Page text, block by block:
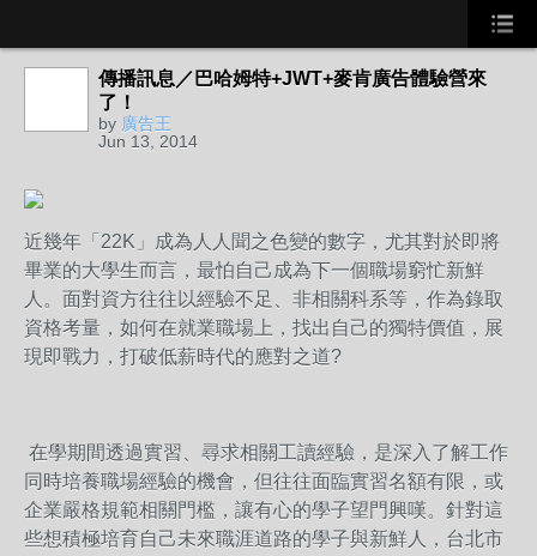
傳播訊息／巴哈姆特+JWT+麥肯廣告體驗營來
了！
by 廣告王
Jun 13, 2014
近幾年「22K」成為人人聞之色變的數字，尤其對於即將
畢業的大學生而言，最怕自己成為下一個職場窮忙新鮮
人。面對資方往往以經驗不足、非相關科系等，作為錄取
資格考量，如何在就業職場上，找出自己的獨特價值，展
現即戰力，打破低薪時代的應對之道?
在學期間透過實習、尋求相關工讀經驗，是深入了解工作
同時培養職場經驗的機會，但往往面臨實習名額有限，或
企業嚴格規範相關門檻，讓有心的學子望門興嘆。針對這
些想積極培育自己未來職涯道路的學子與新鮮人，台北市